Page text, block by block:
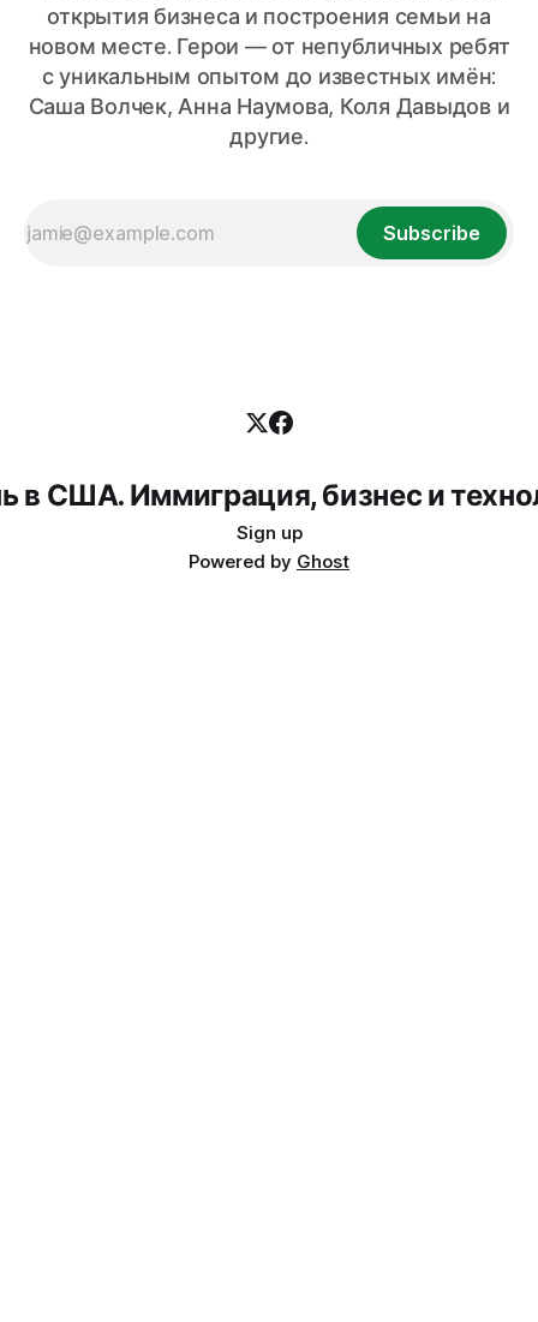
открытия бизнеса и построения семьи на
новом месте. Герои — от непубличных ребят
с уникальным опытом до известных имён:
Саша Волчек, Анна Наумова, Коля Давыдов и
другие.
Subscribe
в США. Иммиграция, бизнес и
Sign up
Powered by Ghost